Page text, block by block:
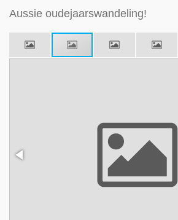
Aussie oudejaarswandeling!